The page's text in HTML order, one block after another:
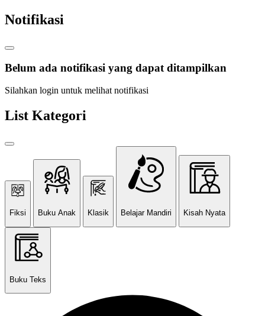
Notifikasi
Belum ada notifikasi yang dapat ditampilkan
Silahkan login untuk melihat notifikasi
List Kategori
Fiksi Buku Anak Klasik Belajar Mandiri Kisah Nyata
Buku Teks